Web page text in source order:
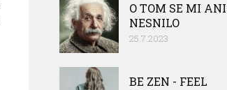
O TOM SE MI ANI
NESNILO
25.7.2023
BE ZEN - FEEL